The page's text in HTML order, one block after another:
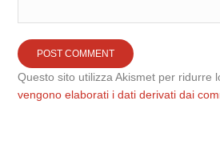
Questo sito utilizza Akismet per ridurre
vengono elaborati i dati derivati dai